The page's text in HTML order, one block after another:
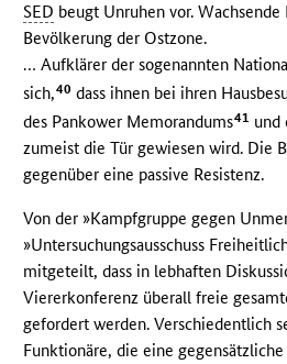
SED beugt Unruhen vor.
Bevölkerung der Ostzone.
… Aufklärer der sogenannten
sich,40 dass ihnen bei ihren
des Pankower Memorandums41 und
zumeist die Tür gewiesen wird. Die
gegenüber eine passive Resistenz.
Von der »Kampfgruppe gegen
»Untersuchungsausschuss
mitgeteilt, dass in lebhaften
Viererkonferenz überall freie
gefordert werden. Verschiedentlich
Funktionäre, die eine